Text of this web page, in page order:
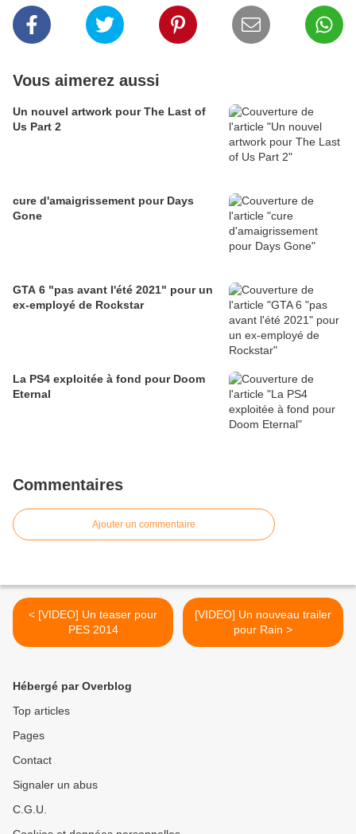
Vous aimerez aussi
Un nouvel artwork pour The Last of
Us Part 2
cure d'amaigrissement pour Days
Gone
GTA 6 "pas avant l'été 2021" pour un
ex-employé de Rockstar
La PS4 exploitée à fond pour Doom
Eternal
Commentaires
Ajouter un commentaire
< [VIDEO] Un teaser pour
PES 2014
[VIDEO] Un nouveau trailer
pour Rain >
Hébergé par Overblog
Top articles
Pages
Contact
Signaler un abus
C.G.U.